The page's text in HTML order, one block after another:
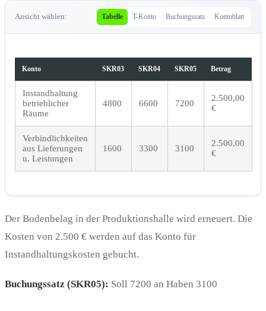
Ansicht wählen: Tabelle T-Konto Buchungssatz Kontoblatt
Konto SKR03 SKR04 SKR05 Betrag
Instandhaltung
betrieblicher
Räume
4800 6600 7200
2.500,00
€
Verbindlichkeiten
aus Lieferungen
u. Leistungen
1600 3300 3100
2.500,00
€
Der Bodenbelag in der Produktionshalle wird erneuert. Die
Kosten von 2.500 € werden auf das Konto für
Instandhaltungskosten gebucht.
Buchungssatz (SKR05): Soll 7200 an Haben 3100